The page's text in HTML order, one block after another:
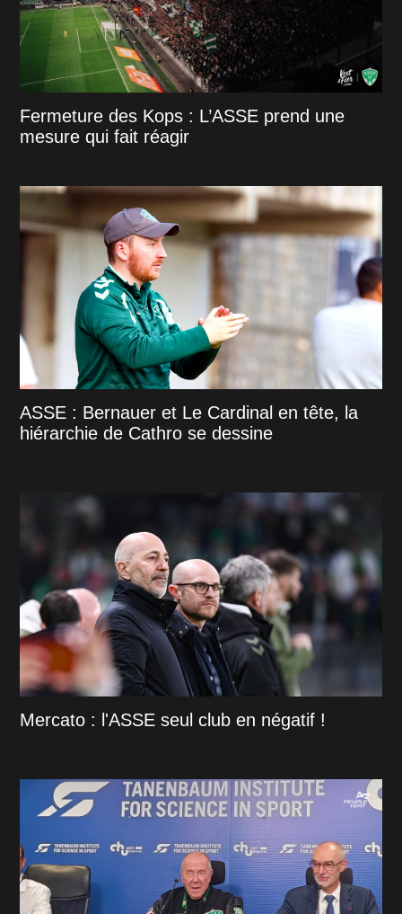
Fermeture des Kops : L’ASSE prend une
mesure qui fait réagir
ASSE : Bernauer et Le Cardinal en tête, la
hiérarchie de Cathro se dessine
Mercato : l'ASSE seul club en négatif !